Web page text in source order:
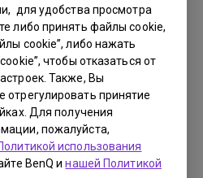
для удобства просмотра
либо принять файлы cookie,
cookie”, либо нажать
чтобы отказаться от
Также, Вы
отрегулировать принятие
Для получения
пожалуйста,
использования
BenQ инашей Политикой